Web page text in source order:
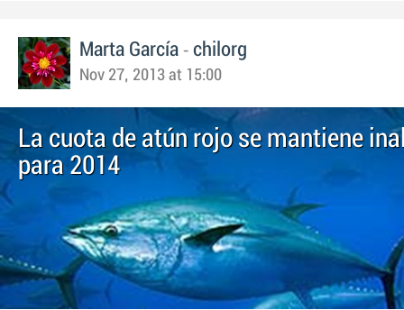
Marta García - chilorg
Nov 27, 2013 at 15:00
La cuota de atún rojo se mantiene
para 2014